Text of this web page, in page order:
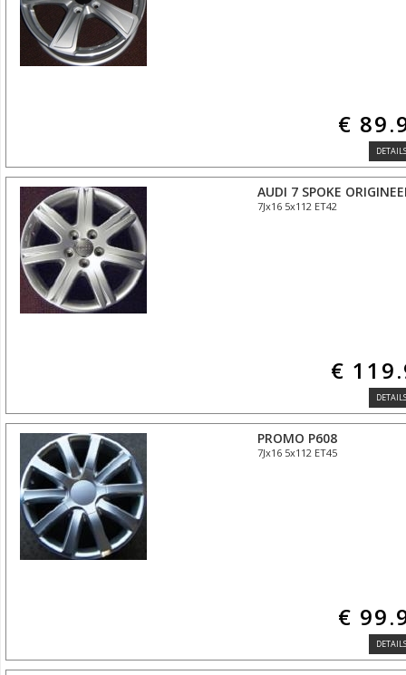
€
AUDI 7 SPOKE
7Jx16 5x112 ET42
€
PROMO P608
7Jx16 5x112 ET45
€